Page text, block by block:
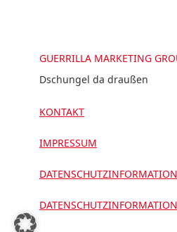
GUERRILLA MARKETING
Dschungel da draußen
KONTAKT
IMPRESSUM
DATENSCHUTZINFORMATION